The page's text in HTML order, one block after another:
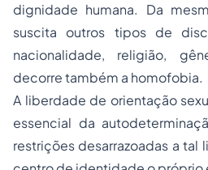
dignidade humana. Da
suscita outros tipos de
nacionalidade, religião,
decorre também a homofobia.
A liberdade de orientação
essencial da
restrições desarrazoadas a tal